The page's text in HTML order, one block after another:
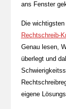
ans Fenster
Die
Rechtschreib-
Genau lesen,
überlegt und
eigene